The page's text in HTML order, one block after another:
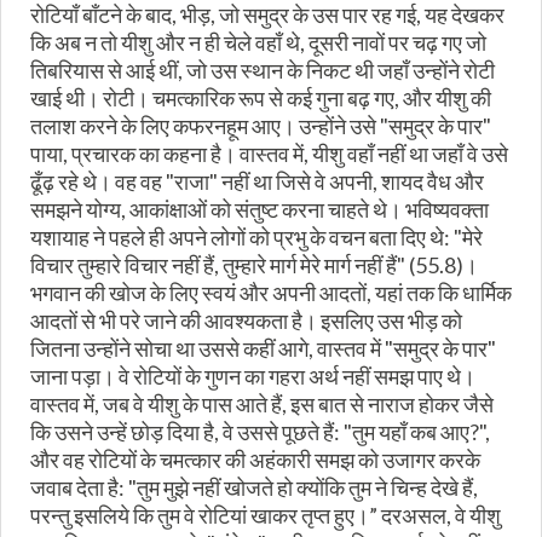
रोटियाँ बाँटने के बाद, भीड़, जो समुद्र के उस पार रह गई, यह देखकर
कि अब न तो यीशु और न ही चेले वहाँ थे, दूसरी नावों पर चढ़ गए जो
तिबरियास से आई थीं, जो उस स्थान के निकट थी जहाँ उन्होंने रोटी
खाई थी। रोटी। चमत्कारिक रूप से कई गुना बढ़ गए, और यीशु की
तलाश करने के लिए कफरनहूम आए। उन्होंने उसे "समुद्र के पार"
पाया, प्रचारक का कहना है। वास्तव में, यीशु वहाँ नहीं था जहाँ वे उसे
ढूँढ़ रहे थे। वह वह "राजा" नहीं था जिसे वे अपनी, शायद वैध और
समझने योग्य, आकांक्षाओं को संतुष्ट करना चाहते थे। भविष्यवक्ता
यशायाह ने पहले ही अपने लोगों को प्रभु के वचन बता दिए थे: "मेरे
विचार तुम्हारे विचार नहीं हैं, तुम्हारे मार्ग मेरे मार्ग नहीं हैं" (55.8)।
भगवान की खोज के लिए स्वयं और अपनी आदतों, यहां तक ​​कि धार्मिक
आदतों से भी परे जाने की आवश्यकता है। इसलिए उस भीड़ को
जितना उन्होंने सोचा था उससे कहीं आगे, वास्तव में "समुद्र के पार"
जाना पड़ा। वे रोटियों के गुणन का गहरा अर्थ नहीं समझ पाए थे।
वास्तव में, जब वे यीशु के पास आते हैं, इस बात से नाराज होकर जैसे
कि उसने उन्हें छोड़ दिया है, वे उससे पूछते हैं: "तुम यहाँ कब आए?",
और वह रोटियों के चमत्कार की अहंकारी समझ को उजागर करके
जवाब देता है: "तुम मुझे नहीं खोजते हो क्योंकि तुम ने चिन्ह देखे हैं,
परन्तु इसलिये कि तुम वे रोटियां खाकर तृप्त हुए।” दरअसल, वे यीशु